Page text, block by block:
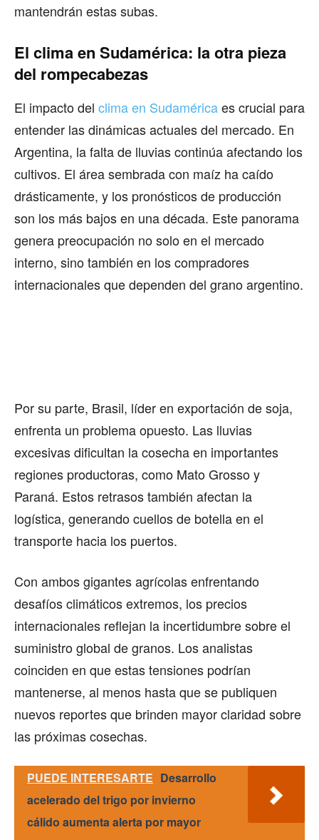
mantendrán estas subas.
El clima en Sudamérica: la otra pieza
del rompecabezas
El impacto del clima en Sudaméricaes crucial para
entender las dinámicas actuales del mercado. En
Argentina, la falta de lluvias continúa afectando los
cultivos. El área sembrada con maíz ha caído
drásticamente, y los pronósticos de producción
son los más bajos en una década. Este panorama
genera preocupación no solo en el mercado
interno, sino también en los compradores
internacionales que dependen del grano argentino.
Por su parte, Brasil, líder en exportación de soja,
enfrenta un problema opuesto. Las lluvias
excesivas dificultan la cosecha en importantes
regiones productoras, como Mato Grosso y
Paraná. Estos retrasos también afectan la
logística, generando cuellos de botella en el
transporte hacia los puertos.
Con ambos gigantes agrícolas enfrentando
desafíos climáticos extremos, los precios
internacionales reflejan la incertidumbre sobre el
suministro global de granos. Los analistas
coinciden en que estas tensiones podrían
mantenerse, al menos hasta que se publiquen
nuevos reportes que brinden mayor claridad sobre
las próximas cosechas.
PUEDE INTERESARTE Desarrollo
acelerado del trigo por invierno
cálido aumenta alerta por mayor